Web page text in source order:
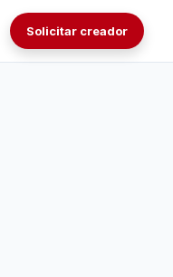
Solicitar creador